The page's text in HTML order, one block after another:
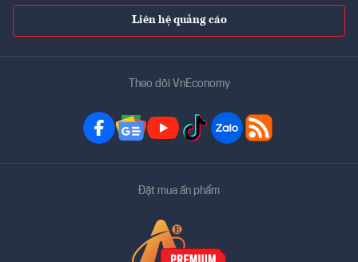
Liên hệ quảng cáo
Theo dõi VnEconomy
Đặt mua ấn phẩm